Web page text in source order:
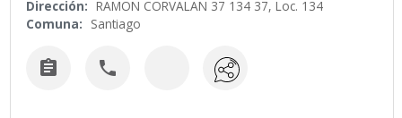
Dirección: RAMON CORVALAN 37 134 37, Loc. 134
Comuna: Santiago
 